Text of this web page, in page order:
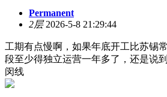
Permanent
2层2026-5-8 21:29:44
工期有点慢啊，如果年底开工比苏锡
段至少得独立运营一年多了，还是说
闵线